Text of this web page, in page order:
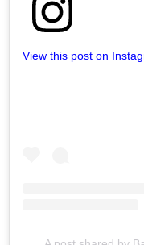
View this post on